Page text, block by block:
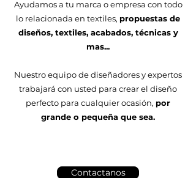
Ayudamos a tu marca o empresa con todo
lo relacionada en textiles, propuestas de
diseños, textiles, acabados, técnicas y
mas...
Nuestro equipo de diseñadores y expertos
trabajará con usted para crear el diseño
perfecto para cualquier ocasión, por
grande o pequeña que sea.
Contactanos